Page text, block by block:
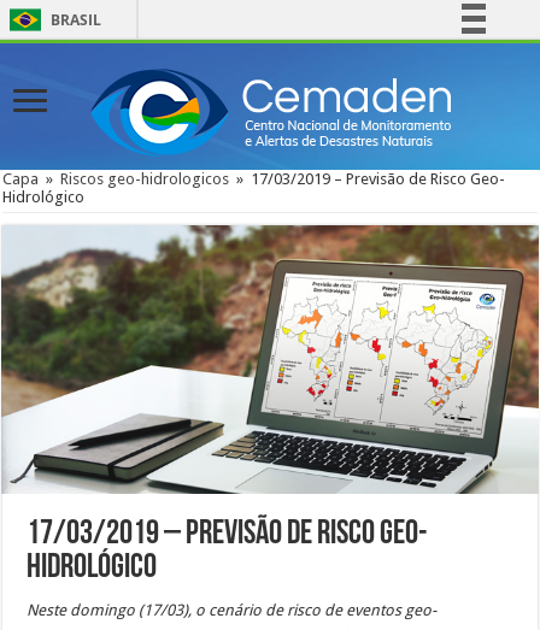
BRASIL
Comunica BR
Participe
Acesso à informação
Canais
Capa » Riscos geo-hidrologicos » 17/03/2019 – Previsão de Risco Geo-
Hidrológico
17/03/2019 – Previsão de Risco Geo-
Hidrológico
Neste domingo (17/03), o cenário de risco de eventos geo-